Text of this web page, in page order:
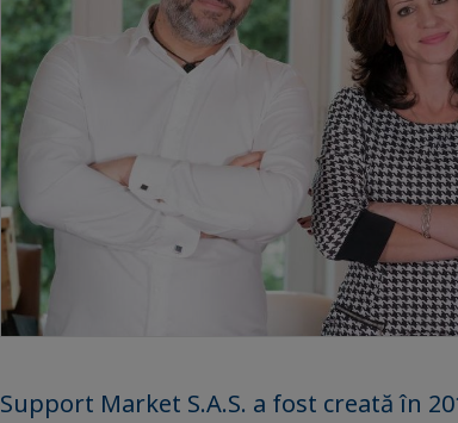
Support Market S.A.S. a fost creată în